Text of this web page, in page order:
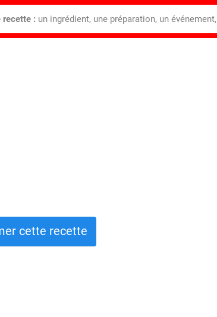
recette : un ingrédient, une préparation, un événement,
cette recette